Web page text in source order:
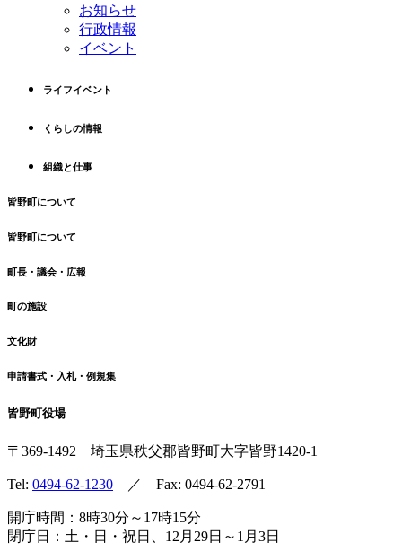
お知らせ
行政情報
イベント
ライフイベント
くらしの情報
組織と仕事
皆野町について
皆野町について
町長・議会・広報
町の施設
文化財
申請書式・入札・例規集
皆野町役場
〒369-1492 埼玉県秩父郡皆野町大字皆野1420-1
Tel: 0494-62-1230 ／ Fax: 0494-62-2791
開庁時間：8時30分～17時15分
閉庁日：土・日・祝日、12月29日～1月3日